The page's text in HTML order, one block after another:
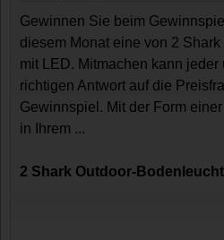
Gewinnen Sie beim
diesem Monat eine von 2
mit LED. Mitmachen kann
richtigen Antwort auf die
Gewinnspiel. Mit der Form
in Ihrem ...
2 Shark Outdoor-